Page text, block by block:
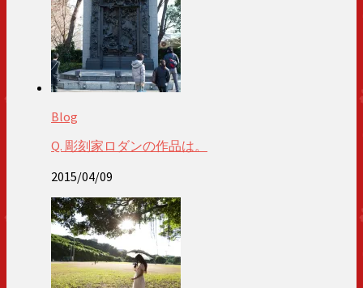
Blog
Q. 彫刻家ロダンの作品は。
2015/04/09